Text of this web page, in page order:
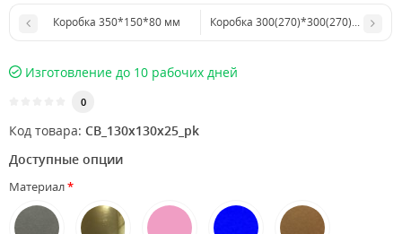
Коробка 350*150*80 мм Коробка 300(270)*300(270)*80 мм ,
Изготовление до 10 рабочих дней
0
Код товара: CB_130x130x25_pk
Доступные опции
Материал